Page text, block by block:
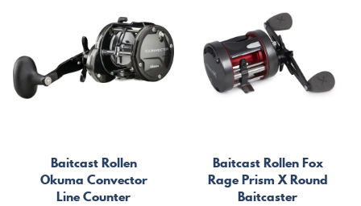
Baitcast Rollen
Okuma Convector
Line Counter
Baitcast Rollen Fox
Rage Prism X Round
Baitcaster